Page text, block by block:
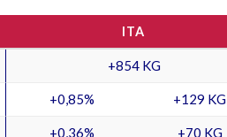
ITA
+854 KG
+0,85% +129 KG
+0,36% +70 KG